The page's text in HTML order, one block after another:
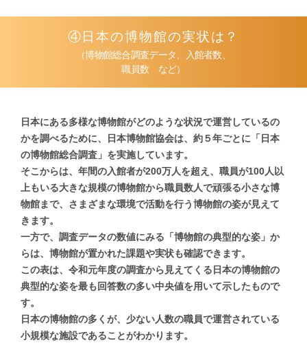
④日本の博物館の実状は？
（博物館総合調査データ、入館者数、
職員数 など）
日本にある多様な博物館がどのような状況で運営しているの
かを調べるために、
日本博物館協会は、約５年ごとに 「日本
の博物館総合調査」を実施しています。
そこからは、年間の入館者が200万人を超え、 職員が100人以
上もいる大きな規模の博物館から職員数人で頑張る小さな博
物館まで、
さまざまな環境で活動を行う博物館の姿が見えて
きます。
一方で、調査データの数値にみる 「博物館の典型的な姿」か
らは、 博物館が置かれた課題や実状も確認できます。
この表は、令和元年度の調査から見えてくる 日本の博物館の
典型的な姿を最も回答数の多い中央値を用いて示したもので
す。
日本の博物館の多くが、 少ない人数の職員で運営されている
小規模な施設であることがわかります。